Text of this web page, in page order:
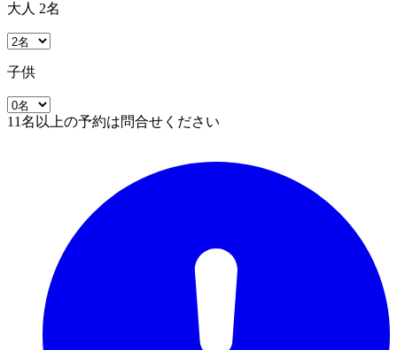
大人 2名
子供
11名以上の予約は問合せください